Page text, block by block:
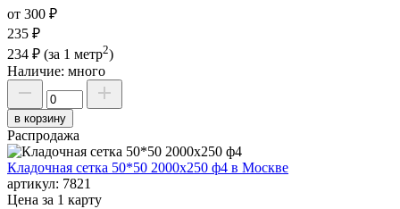
от 300 ₽
235 ₽
234 ₽ (за 1 метр2)
Наличие: много
в корзину
Распродажа
Кладочная сетка 50*50 2000х250 ф4 в Москве
артикул: 7821
Цена за 1 карту